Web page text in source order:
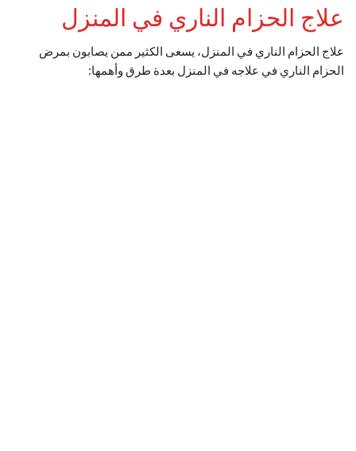
علاج الحزام الناري في المنزل
علاج الحزام الناري في المنزل، يسعى الكثير ممن يصابون بمرض
الحزام الناري في علاجه في المنزل بعدة طرق وأهمها: